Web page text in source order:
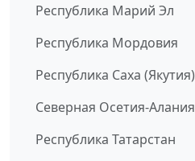
Республика Марий Эл
Республика Мордовия
Республика Саха (Якутия)
Северная Осетия-Алания
Республика Татарстан